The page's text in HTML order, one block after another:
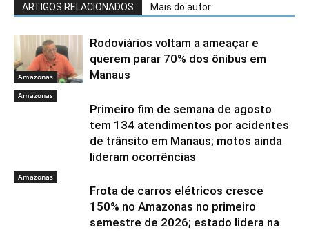
ARTIGOS RELACIONADOS Mais do autor
Amazonas
Rodoviários voltam a ameaçar e
querem parar 70% dos ônibus em
Manaus
Amazonas
Primeiro fim de semana de agosto
tem 134 atendimentos por acidentes
de trânsito em Manaus; motos ainda
lideram ocorrências
Amazonas
Frota de carros elétricos cresce
150% no Amazonas no primeiro
semestre de 2026; estado lidera na